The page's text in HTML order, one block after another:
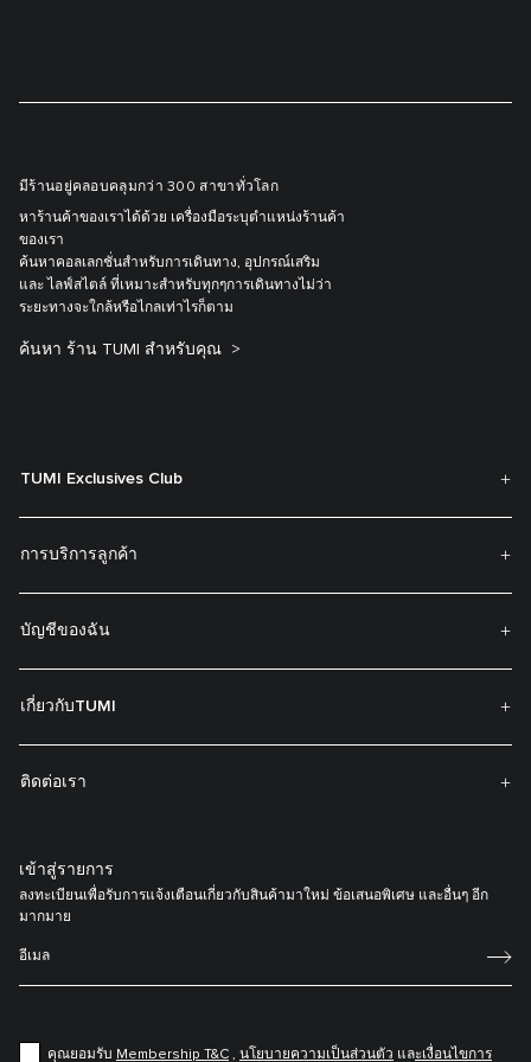
มีร้านอยู่คลอบคลุมกว่า 300 สาขาทั่วโลก
หาร้านค้าของเราได้ด้วย เครื่องมือระบุตำแหน่งร้านค้า
ของเรา
ค้นหาคอลเลกชั่นสำหรับการเดินทาง, อุปกรณ์เสริม
และ ไลฟ์สไตล์ ที่เหมาะสำหรับทุกๆการเดินทางไม่ว่า
ระยะทางจะใกล้หรือไกลเท่าไรก็ตาม
ค้นหา ร้าน TUMI สำหรับคุณ
TUMI Exclusives Club
การบริการลูกค้า
บัญชีของฉัน
เกี่ยวกับTUMI
ติดต่อเรา
เข้าสู่รายการ
ลงทะเบียนเพื่อรับการแจ้งเตือนเกี่ยวกับสินค้ามาใหม่ ข้อเสนอพิเศษ และอื่นๆ อีก
มากมาย
คุณยอมรับ Membership T&C , นโยบายความเป็นส่วนตัว และเงื่อนไขการ